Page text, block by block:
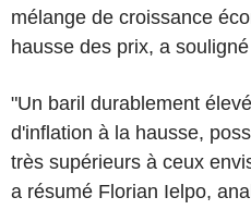
mélange de croissance
hausse des prix, a
"Un baril durablement
d'inflation à la hausse,
très supérieurs à ceux
a résumé Florian Ielpo,